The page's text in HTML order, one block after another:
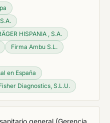
HISPANIA , S.A.
Firma Ambu S.L.
en España
Diagnostics, S.L.U.
general (Gerencia